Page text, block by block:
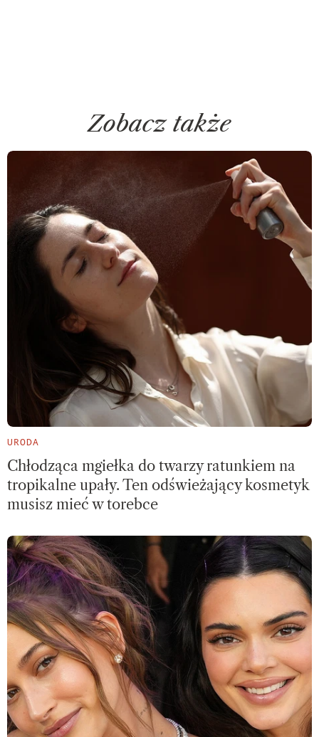
Zobacz także
URODA
Chłodząca mgiełka do twarzy ratunkiem na
tropikalne upały. Ten odświeżający kosmetyk
musisz mieć w torebce